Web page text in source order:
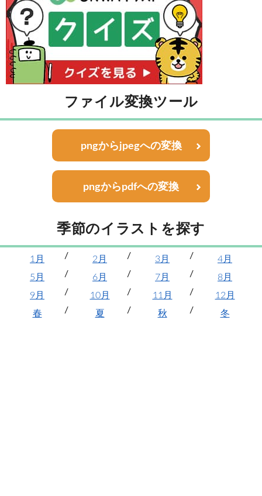
ファイル変換ツール
pngからjpegへの変換
pngからpdfへの変換
季節のイラストを探す
1月 2月 3月
4月
5月
6月 7月
8月
9月
10月 11月
12月
春
夏 秋 冬